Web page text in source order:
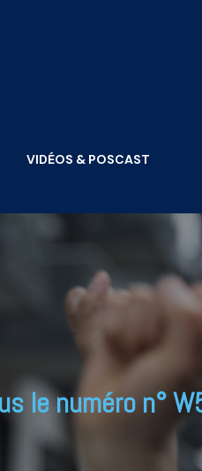
VIDÉOS & POSCAST
le numéro n°